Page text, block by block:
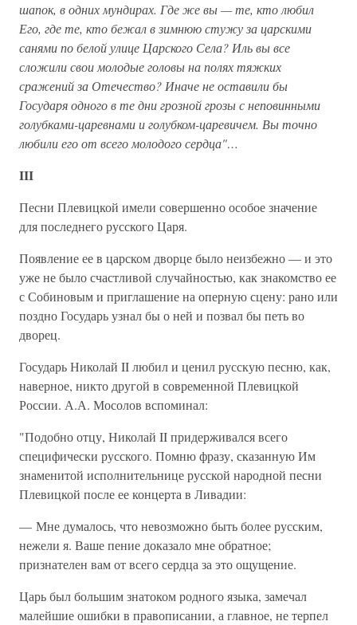
шапок, в одних мундирах. Где же вы — те, кто любил
Его, где те, кто бежал в зимнюю стужу за царскими
санями по белой улице Царского Села? Иль вы все
сложили свои молодые головы на полях тяжких
сражений за Отечество? Иначе не оставили бы
Государя одного в те дни грозной грозы с неповинными
голубками-царевнами и голубком-царевичем. Вы точно
любили его от всего молодого сердца"…
III
Песни Плевицкой имели совершенно особое значение
для последнего русского Царя.
Появление ее в царском дворце было неизбежно — и это
уже не было счастливой случайностью, как знакомство ее
с Собиновым и приглашение на оперную сцену: рано или
поздно Государь узнал бы о ней и позвал бы петь во
дворец.
Государь Николай II любил и ценил русскую песню, как,
наверное, никто другой в современной Плевицкой
России. А.А. Мосолов вспоминал:
"Подобно отцу, Николай II придерживался всего
специфически русского. Помню фразу, сказанную Им
знаменитой исполнительнице русской народной песни
Плевицкой после ее концерта в Ливадии:
— Мне думалось, что невозможно быть более русским,
нежели я. Ваше пение доказало мне обратное;
признателен вам от всего сердца за это ощущение.
Царь был большим знатоком родного языка, замечал
малейшие ошибки в правописании, а главное, не терпел